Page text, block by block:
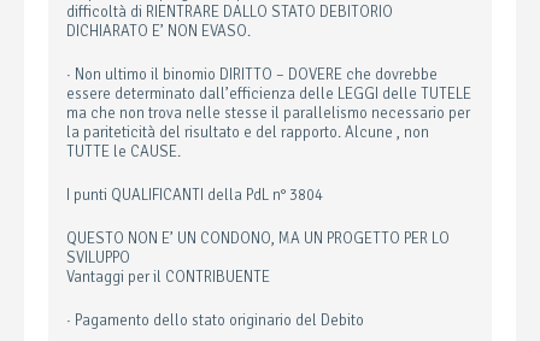
difficoltà di RIENTRARE DALLO STATO DEBITORIO
DICHIARATO E’ NON EVASO.
· Non ultimo il binomio DIRITTO – DOVERE che dovrebbe
essere determinato dall’efficienza delle LEGGI delle TUTELE
ma che non trova nelle stesse il parallelismo necessario per
la pariteticità del risultato e del rapporto. Alcune , non
TUTTE le CAUSE.
I punti QUALIFICANTI della PdL n° 3804
QUESTO NON E’ UN CONDONO, MA UN PROGETTO PER LO
SVILUPPO
Vantaggi per il CONTRIBUENTE
· Pagamento dello stato originario del Debito